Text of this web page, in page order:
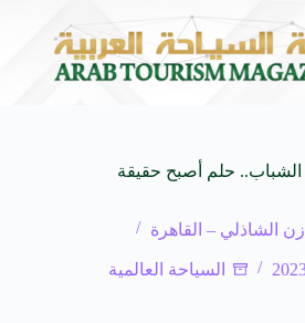
تدعو لتخصيص خط هاتفي موحد 126 لتلقى بلاغات السائحين عند تعرضهم لأي مشاكل أثناء رحلاتهم السياحية بكافه الدول العربية
حلم أصبح حقيقة
الشاذلي – القاهرة
السياحة العالمية